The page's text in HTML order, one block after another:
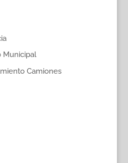
Municipal
Camiones